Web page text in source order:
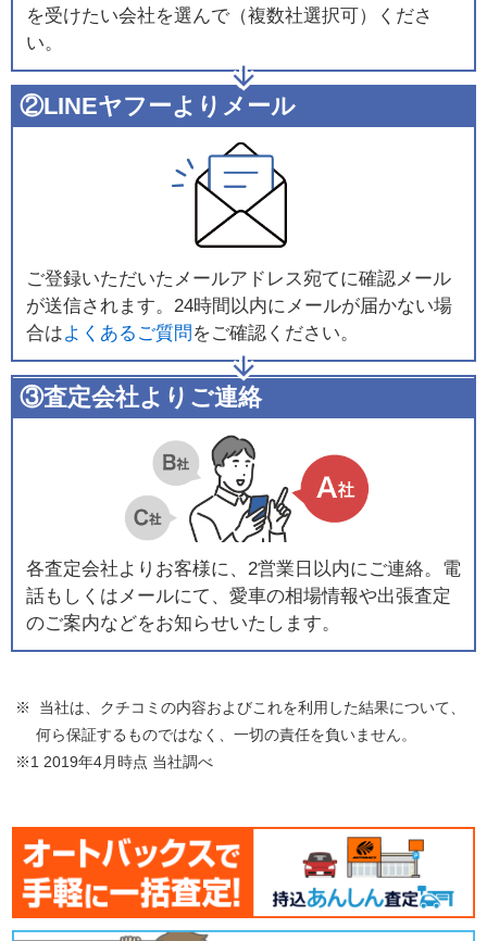
を受けたい会社を選んで（複数社選択可）くださ
い。
②LINEヤフーよりメール
ご登録いただいたメールアドレス宛てに確認メール
が送信されます。24時間以内にメールが届かない場
合はよくあるご質問 をご確認ください。
③査定会社よりご連絡
各査定会社よりお客様に、2営業日以内にご連絡。電
話もしくはメールにて、愛車の相場情報や出張査定
のご案内などをお知らせいたします。
※ 当社は、クチコミの内容およびこれを利用した結果について、
何ら保証するものではなく、一切の責任を負いません。
※1 2019年4月時点 当社調べ